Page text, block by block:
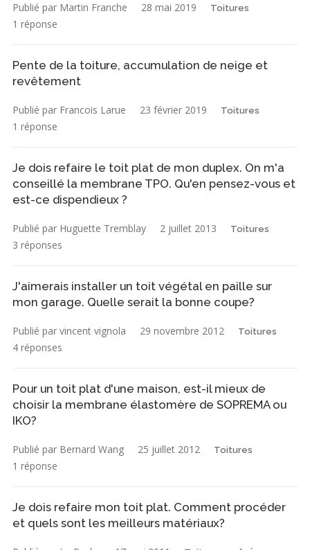
Publié par Martin Franche 28 mai 2019 Toitures
1 réponse
Pente de la toiture, accumulation de neige et
revêtement
Publié par Francois Larue 23 février 2019 Toitures
1 réponse
Je dois refaire le toit plat de mon duplex. On m'a
conseillé la membrane TPO. Qu'en pensez-vous et
est-ce dispendieux ?
Publié par Huguette Tremblay 2 juillet 2013 Toitures
3 réponses
J'aimerais installer un toit végétal en paille sur
mon garage. Quelle serait la bonne coupe?
Publié par vincent vignola 29 novembre 2012 Toitures
4 réponses
Pour un toit plat d'une maison, est-il mieux de
choisir la membrane élastomère de SOPREMA ou
IKO?
Publié par Bernard Wang 25 juillet 2012 Toitures
1 réponse
Je dois refaire mon toit plat. Comment procéder
et quels sont les meilleurs matériaux?